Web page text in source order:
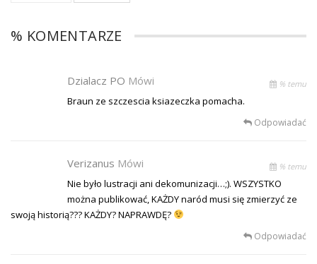
% KOMENTARZE
Dzialacz PO Mówi % temu
Braun ze szczescia ksiazeczka pomacha.
Odpowiadać
Verizanus Mówi % temu
Nie było lustracji ani dekomunizacji…;). WSZYSTKO
można publikować, KAŻDY naród musi się zmierzyć ze
swoją historią??? KAŻDY? NAPRAWDĘ?
Odpowiadać